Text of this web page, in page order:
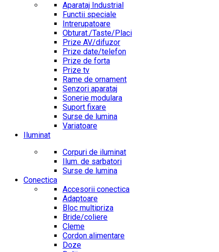
Aparataj Industrial
Functii speciale
Intrerupatoare
Obturat./Taste/Placi
Prize AV/difuzor
Prize date/telefon
Prize de forta
Prize tv
Rame de ornament
Senzori aparataj
Sonerie modulara
Suport fixare
Surse de lumina
Variatoare
Iluminat
Corpuri de iluminat
Ilum. de sarbatori
Surse de lumina
Conectica
Accesorii conectica
Adaptoare
Bloc multipriza
Bride/coliere
Cleme
Cordon alimentare
Doze